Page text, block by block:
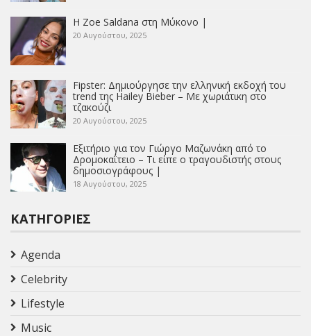
Η Zoe Saldana στη Μύκονο |
20 Αυγούστου, 2025
Fipster: Δημιούργησε την ελληνική εκδοχή του
trend της Hailey Bieber – Με χωριάτικη στο
τζακούζι
20 Αυγούστου, 2025
Εξιτήριο για τον Γιώργο Μαζωνάκη από το
Δρομοκαΐτειο – Τι είπε ο τραγουδιστής στους
δημοσιογράφους |
18 Αυγούστου, 2025
ΚΑΤΗΓΟΡΊΕΣ
Agenda
Celebrity
Lifestyle
Music